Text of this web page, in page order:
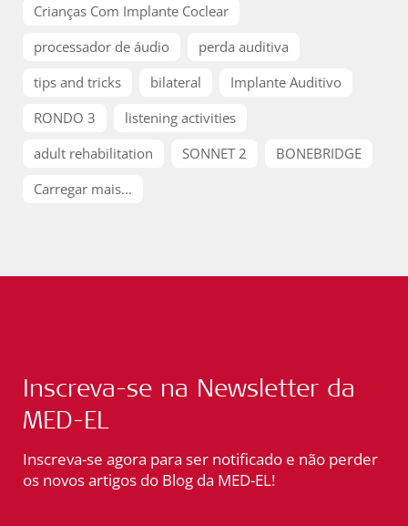
Crianças Com Implante Coclear
processador de áudio
perda auditiva
tips and tricks
bilateral
Implante Auditivo
RONDO 3
listening activities
adult rehabilitation
SONNET 2
BONEBRIDGE
Carregar mais...
Inscreva-se na Newsletter da
MED-EL
Inscreva-se agora para ser notificado e não perder
os novos artigos do Blog da MED-EL!